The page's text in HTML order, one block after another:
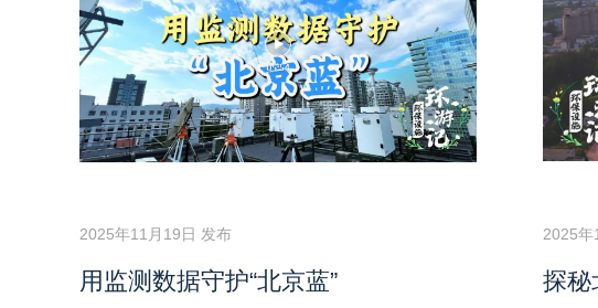
2025年11月19日 发布
用监测数据守护“北京蓝”
2025年
探秘